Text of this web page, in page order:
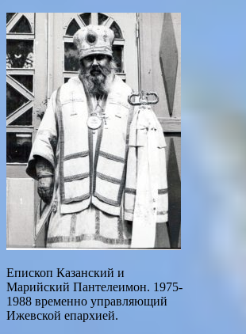
Епископ Казанский и
Марийский Пантелеимон. 1975-
1988 временно управляющий
Ижевской епархией.